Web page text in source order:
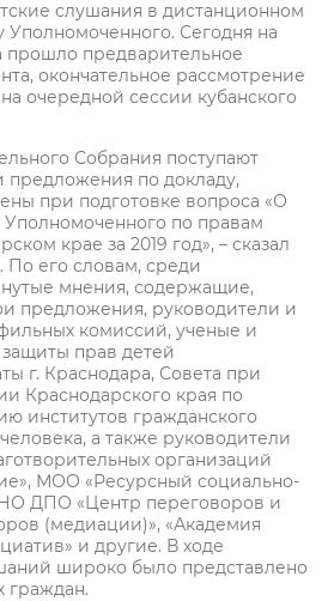
слушания в дистанционном
Сегодня на
прошло предварительное
окончательное рассмотрение
очередной сессии кубанского
Собрания поступают
предложения по докладу,
при подготовке вопроса «О
по правам
крае за 2019 год», – сказал
По его словам, среди
мнения, содержащие,
предложения, руководители и
комиссий, ученые и
прав детей
г. Краснодара, Совета при
Краснодарского края по
институтов гражданского
а также руководители
организаций
МОО «Ресурсный социально-
ДПО «Центр переговоров и
(медиации)», «Академия
и другие. В ходе
широко было представлено
граждан.